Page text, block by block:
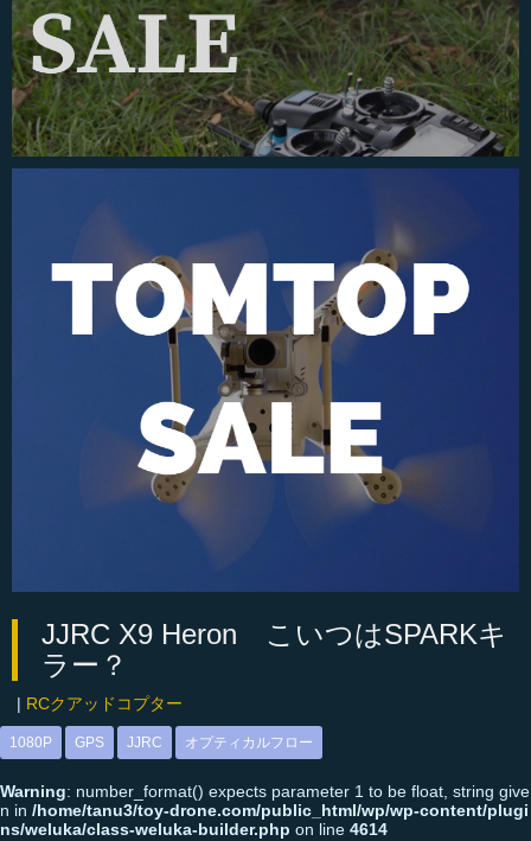
JJRC X9 Heron こいつはSPARKキ
ラー？
RCクアッドコプター
1080P GPS JJRC オプティカルフロー
Warning: number_format() expects parameter 1 to be float, string give
n in /home/tanu3/toy-drone.com/public_html/wp/wp-content/plugi
ns/weluka/class-weluka-builder.php on line 4614